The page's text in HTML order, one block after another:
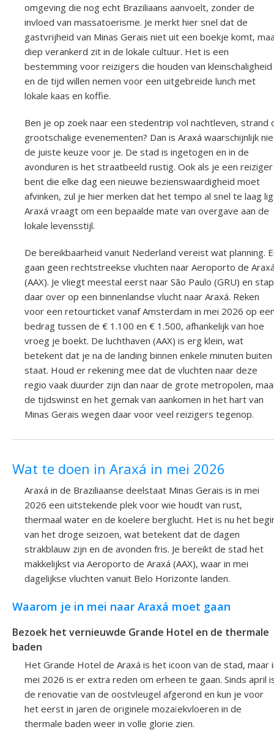
omgeving die nog echt Braziliaans aanvoelt, zonder de
invloed van massatoerisme. Je merkt hier snel dat de
gastvrijheid van Minas Gerais niet uit een boekje komt,
diep verankerd zit in de lokale cultuur. Het is een
bestemming voor reizigers die houden van kleinschaligheid
en de tijd willen nemen voor een uitgebreide lunch met
lokale kaas en koffie.
Ben je op zoek naar een stedentrip vol nachtleven, strand
grootschalige evenementen? Dan is Araxá waarschijnlijk
de juiste keuze voor je. De stad is ingetogen en in de
avonduren is het straatbeeld rustig. Ook als je een reiziger
bent die elke dag een nieuwe bezienswaardigheid moet
afvinken, zul je hier merken dat het tempo al snel te laag
Araxá vraagt om een bepaalde mate van overgave aan de
lokale levensstijl.
De bereikbaarheid vanuit Nederland vereist wat planning.
gaan geen rechtstreekse vluchten naar Aeroporto de
(AAX). Je vliegt meestal eerst naar São Paulo (GRU) en
daar over op een binnenlandse vlucht naar Araxá. Reken
voor een retourticket vanaf Amsterdam in mei 2026 op
bedrag tussen de € 1.100 en € 1.500, afhankelijk van hoe
vroeg je boekt. De luchthaven (AAX) is erg klein, wat
betekent dat je na de landing binnen enkele minuten buiten
staat. Houd er rekening mee dat de vluchten naar deze
regio vaak duurder zijn dan naar de grote metropolen,
de tijdswinst en het gemak van aankomen in het hart van
Minas Gerais wegen daar voor veel reizigers tegenop.
Wat te doen in Araxá in mei 2026
Araxá in de Braziliaanse deelstaat Minas Gerais is in mei
2026 een uitstekende plek voor wie houdt van rust,
thermaal water en de koelere berglucht. Het is nu het
van het droge seizoen, wat betekent dat de dagen
strakblauw zijn en de avonden fris. Je bereikt de stad het
makkelijkst via Aeroporto de Araxá (AAX), waar in mei
dagelijkse vluchten vanuit Belo Horizonte landen.
Waarom je in mei naar Araxá moet gaan
Bezoek het vernieuwde Grande Hotel en de thermale
baden
Het Grande Hotel de Araxá is het icoon van de stad, maar
mei 2026 is er extra reden om erheen te gaan. Sinds april
de renovatie van de oostvleugel afgerond en kun je voor
het eerst in jaren de originele mozaïekvloeren in de
thermale baden weer in volle glorie zien.